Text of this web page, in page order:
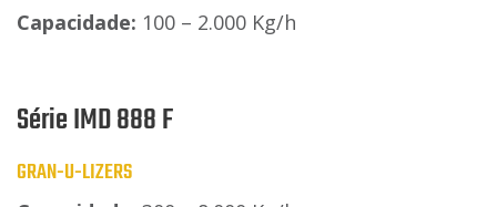
Capacidade: 100 – 2.000 Kg/h
Série IMD 888 F
GRAN-U-LIZERS